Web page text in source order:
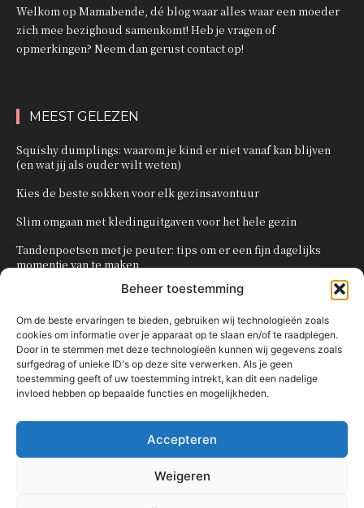
Beheer toestemming
Om de beste ervaringen te bieden, gebruiken wij technologieën zoals
cookies om informatie over je apparaat op te slaan en/of te raadplegen.
Door in te stemmen met deze technologieën kunnen wij gegevens zoals
surfgedrag of unieke ID's op deze site verwerken. Als je geen
toestemming geeft of uw toestemming intrekt, kan dit een nadelige
invloed hebben op bepaalde functies en mogelijkheden.
Accepteren
Weigeren
Welkom op Mamabende, dé blog waar alles waar een moeder
zich mee bezighoud samenkomt! Heb je vragen of
opmerkingen? Neem dan gerust contact op!
MEEST GELEZEN
Squishy dumplings: waarom je kind er niet vanaf kan blijven
(en wat jij als ouder wilt weten)
Kies de beste sokken voor elk gezinsavontuur
Slim omgaan met kledinguitgaven voor het hele gezin
Tandenpoetsen met je peuter: tips om er een fijn dagelijks
momentje van te maken
Zo organiseer je een onvergetelijk kinderfeestje
POPULAIRE CATEGORIEËN
OVERIG
KNUTSELEN MET KINDEREN
TRAKTATIES
80